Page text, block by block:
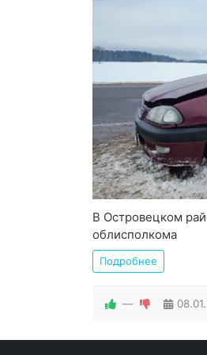
В Островецком
облисполкома
Подробнее
—